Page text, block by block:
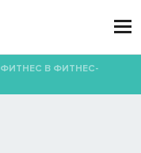

ФИТНЕС В ФИТНЕС-